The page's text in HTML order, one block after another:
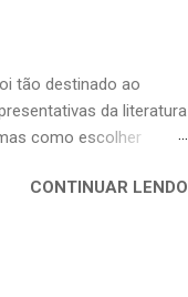
pedir uma coisa o
valorizar. — Bom,
tão destinado ao
da literatura
como escolher
De qualquer forma,
Não poderia faltar um
russa e também para o
CONTINUAR LENDO